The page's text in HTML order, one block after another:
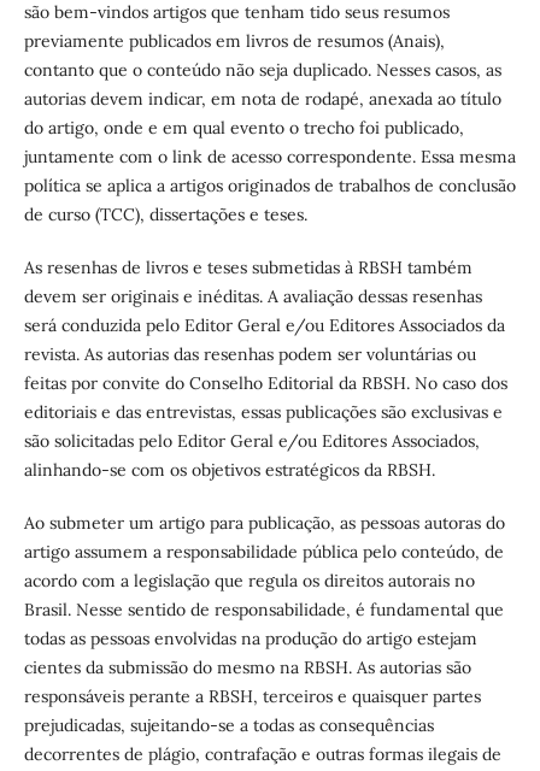
são bem-vindos artigos que tenham tido seus resumos
previamente publicados em livros de resumos (Anais),
contanto que o conteúdo não seja duplicado. Nesses casos, as
autorias devem indicar, em nota de rodapé, anexada ao título
do artigo, onde e em qual evento o trecho foi publicado,
juntamente com o link de acesso correspondente. Essa mesma
política se aplica a artigos originados de trabalhos de conclusão
de curso (TCC), dissertações e teses.
As resenhas de livros e teses submetidas à RBSH também
devem ser originais e inéditas. A avaliação dessas resenhas
será conduzida pelo Editor Geral e/ou Editores Associados da
revista. As autorias das resenhas podem ser voluntárias ou
feitas por convite do Conselho Editorial da RBSH. No caso dos
editoriais e das entrevistas, essas publicações são exclusivas e
são solicitadas pelo Editor Geral e/ou Editores Associados,
alinhando-se com os objetivos estratégicos da RBSH.
Ao submeter um artigo para publicação, as pessoas autoras do
artigo assumem a responsabilidade pública pelo conteúdo, de
acordo com a legislação que regula os direitos autorais no
Brasil. Nesse sentido de responsabilidade, é fundamental que
todas as pessoas envolvidas na produção do artigo estejam
cientes da submissão do mesmo na RBSH. As autorias são
responsáveis perante a RBSH, terceiros e quaisquer partes
prejudicadas, sujeitando-se a todas as consequências
decorrentes de plágio, contrafação e outras formas ilegais de